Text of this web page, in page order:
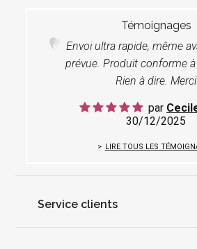
Témoignages
Envoi ultra rapide, même
prévue. Produit conforme à
Rien à dire. Merci
par
30/12/2025
LIRE TOUS LES
Service clients